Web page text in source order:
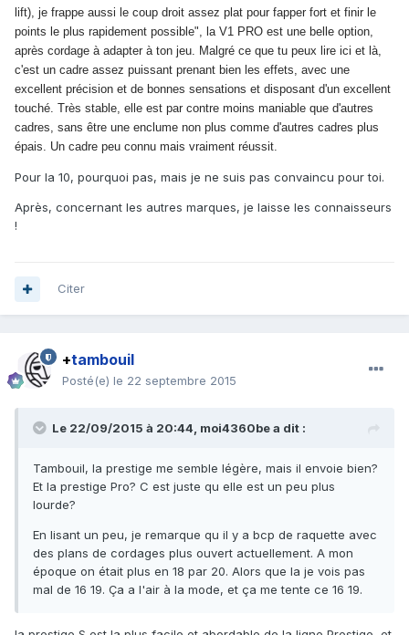
lift), je frappe aussi le coup droit assez plat pour fapper fort et finir le
points le plus rapidement possible", la V1 PRO est une belle option,
après cordage à adapter à ton jeu. Malgré ce que tu peux lire ici et là,
c'est un cadre assez puissant prenant bien les effets, avec une
excellent précision et de bonnes sensations et disposant d'un excellent
touché. Très stable, elle est par contre moins maniable que d'autres
cadres, sans être une enclume non plus comme d'autres cadres plus
épais. Un cadre peu connu mais vraiment réussit.
Pour la 10, pourquoi pas, mais je ne suis pas convaincu pour toi.
Après, concernant les autres marques, je laisse les connaisseurs
!
Citer
+tambouil
Posté(e) le 22 septembre 2015
Le 22/09/2015 à 20:44, moi4360be a dit :
Tambouil, la prestige me semble légère, mais il envoie bien?
Et la prestige Pro? C est juste qu elle est un peu plus
lourde?
En lisant un peu, je remarque qu il y a bcp de raquette avec
des plans de cordages plus ouvert actuellement. A mon
époque on était plus en 18 par 20. Alors que la je vois pas
mal de 16 19. Ça a l'air à la mode, et ça me tente ce 16 19.